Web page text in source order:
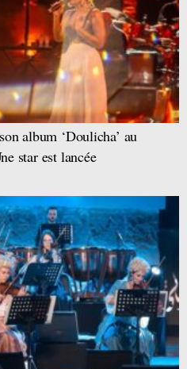
album ‘Doulicha’ au
star est lancée